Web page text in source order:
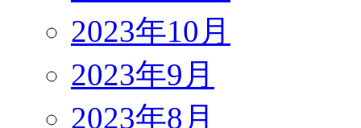
2023年10月
2023年9月
2023年8月